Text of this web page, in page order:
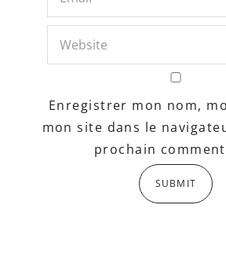
Enregistrer mon nom,
mon site dans le
prochain